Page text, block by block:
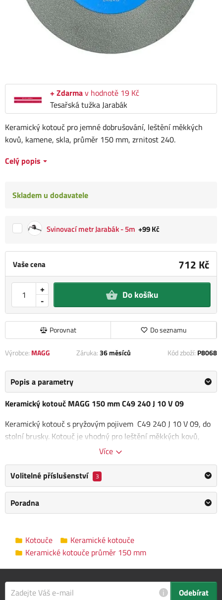
+ Zdarmav hodnotě 19 Kč
Tesařská tužka Jarabák
Vaše cena 712 Kč
-
+ Do košíku
Porovnat Do seznamu
Keramický kotouč pro jemné dobrušování, leštění měkkých
kovů, kamene, skla, průměr 150 mm, zrnitost 240.
Celý popis
Skladem u dodavatele
Svinovací metr Jarabák - 5m +99 Kč
Výrobce: MAGG Záruka:36 měsíců Kód zboží: P8068
Popis a parametry
Keramický kotouč MAGG 150 mm C49 240 J 10 V 09
Keramický kotouč s pryžovým pojivem C49 240 J 10 V 09, do
stolní brusky. Kotouč je vhodný pro leštění měkkých kovů,
Rozměry kotouče: 150 x 20 x 20 mm
Zrnitost: 240
Kategorie
Keramické kotouče průměr 150 mm
Průměr kotouče
150 mm
Vnitřní průměr
20 mm
Tloušťka kotouče
Více
Volitelné příslušenství 3
Poradna
Kotouče
Keramické kotouče
Keramické kotouče průměr 150 mm
i Odebírat